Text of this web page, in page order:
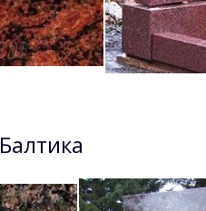
Балтика